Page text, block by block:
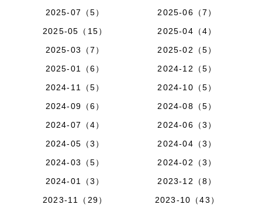
2025-07（5）
2025-06（7）
2025-05（15）
2025-04（4）
2025-03（7）
2025-02（5）
2025-01（6）
2024-12（5）
2024-11（5）
2024-10（5）
2024-09（6）
2024-08（5）
2024-07（4）
2024-06（3）
2024-05（3）
2024-04（3）
2024-03（5）
2024-02（3）
2024-01（3）
2023-12（8）
2023-11（29）
2023-10（43）